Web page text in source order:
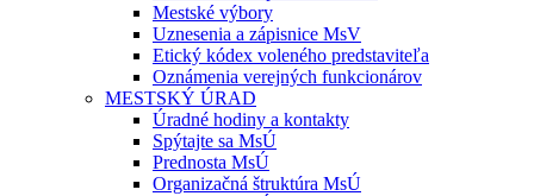
Mestské výbory
Uznesenia a zápisnice MsV
Etický kódex voleného predstaviteľa
Oznámenia verejných funkcionárov
MESTSKÝ ÚRAD
Úradné hodiny a kontakty
Spýtajte sa MsÚ
Prednosta MsÚ
Organizačná štruktúra MsÚ